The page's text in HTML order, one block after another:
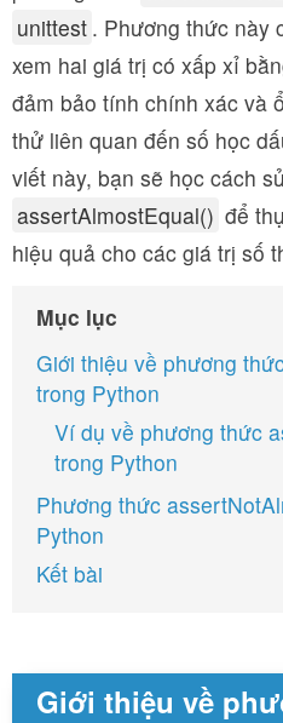
unittest . Phương thức này
xem hai giá trị có xấp xỉ
đảm bảo tính chính xác và
thử liên quan đến số học
viết này, bạn sẽ học cách
assertAlmostEqual() để
hiệu quả cho các giá trị số
Mục lục
Giới thiệu về phương
trong Python
Ví dụ về phương thức
trong Python
Phương thức
Python
Kết bài
Giới thiệu về